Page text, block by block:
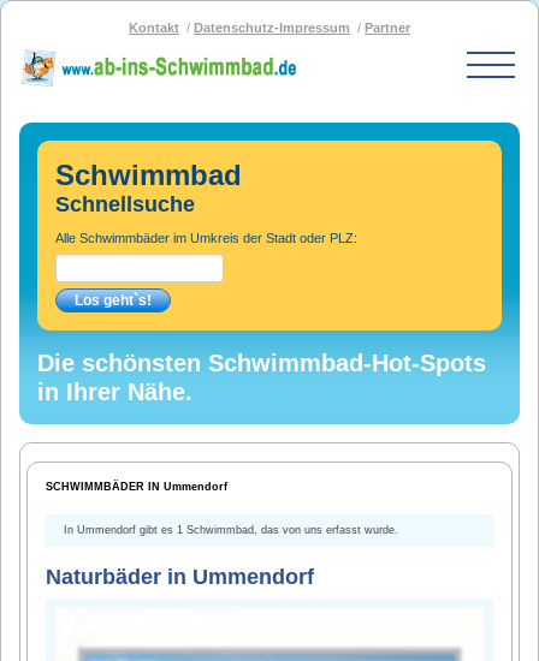
Kontakt Datenschutz-Impressum Partner
Start
Schwimmbad-Karte
Bäder nach PLZ
Bäder nach Stadt
SOS-Schwimmbad
Blog
Bad melden
Schwimmbad
Schnellsuche
Alle Schwimmbäder im Umkreis der Stadt oder PLZ:
Die schönsten Schwimmbad-Hot-Spots
in Ihrer Nähe.
SCHWIMMBÄDER IN Ummendorf
In Ummendorf gibt es 1 Schwimmbad, das von uns erfasst wurde.
Naturbäder in Ummendorf